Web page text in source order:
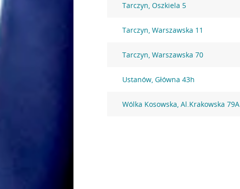
Tarczyn, Oszkiela 5
Tarczyn, Warszawska 11
Tarczyn, Warszawska 70
Ustanów, Główna 43h
Wólka Kosowska, Al.Krakowska 79A